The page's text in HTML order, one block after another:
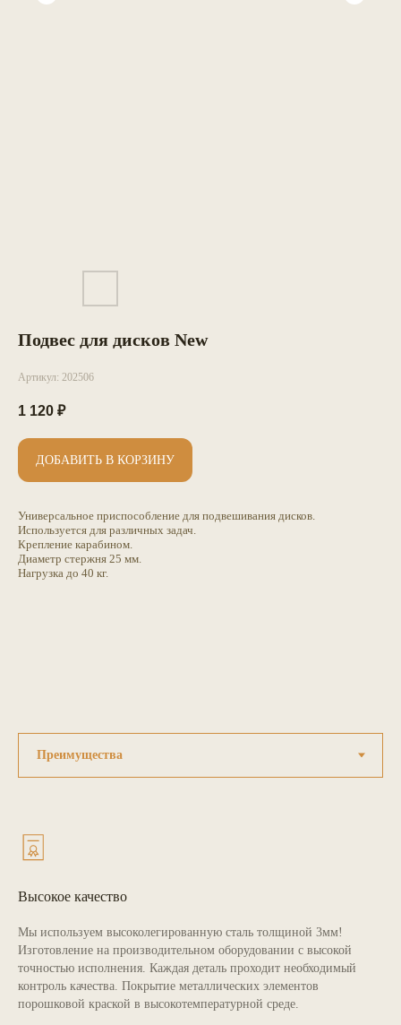
Подвес для дисков New
Артикул: 202506
1 120 ₽
ДОБАВИТЬ В КОРЗИНУ
Универсальное приспособление для подвешивания дисков.
Используется для различных задач.
Крепление карабином.
Диаметр стержня 25 мм.
Нагрузка до 40 кг.
Высокое качество
Мы используем высоколегированную сталь толщиной 3мм!
Изготовление на производительном оборудовании с высокой
точностью исполнения. Каждая деталь проходит необходимый
контроль качества. Покрытие металлических элементов
порошковой краской в высокотемпературной среде.